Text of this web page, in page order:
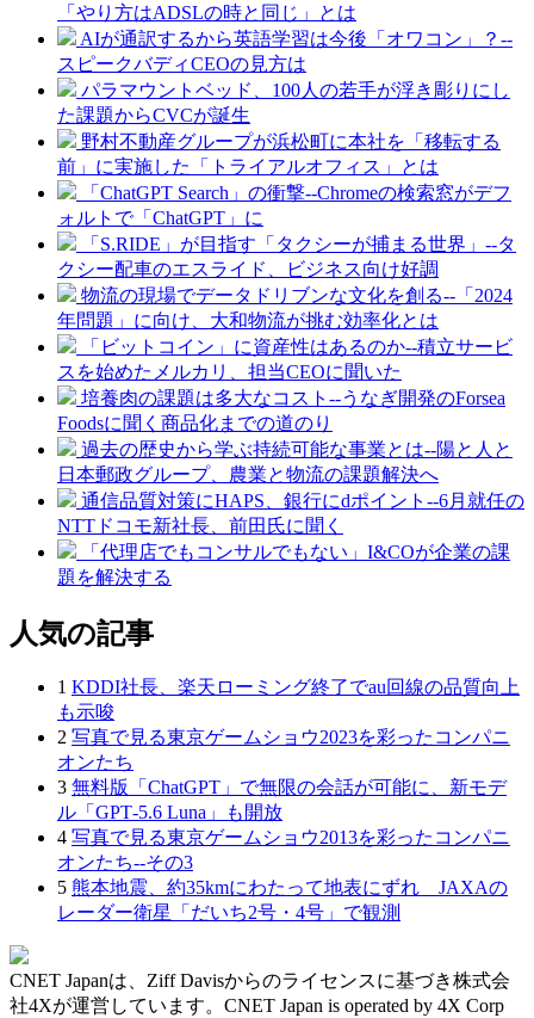
「やり方はADSLの時と同じ」とは
AIが通訳するから英語学習は今後「オワコン」？--
スピークバディCEOの見方は
パラマウントベッド、100人の若手が浮き彫りにし
た課題からCVCが誕生
野村不動産グループが浜松町に本社を「移転する
前」に実施した「トライアルオフィス」とは
「ChatGPT Search」の衝撃--Chromeの検索窓がデフ
ォルトで「ChatGPT」に
「S.RIDE」が目指す「タクシーが捕まる世界」--タ
クシー配車のエスライド、ビジネス向け好調
物流の現場でデータドリブンな文化を創る--「2024
年問題」に向け、大和物流が挑む効率化とは
「ビットコイン」に資産性はあるのか--積立サービ
スを始めたメルカリ、担当CEOに聞いた
培養肉の課題は多大なコスト--うなぎ開発のForsea
Foodsに聞く商品化までの道のり
過去の歴史から学ぶ持続可能な事業とは--陽と人と
日本郵政グループ、農業と物流の課題解決へ
通信品質対策にHAPS、銀行にdポイント--6月就任の
NTTドコモ新社長、前田氏に聞く
「代理店でもコンサルでもない」I&COが企業の課
題を解決する
人気の記事
1 KDDI社長、楽天ローミング終了でau回線の品質向上
も示唆
2 写真で見る東京ゲームショウ2023を彩ったコンパニ
オンたち
3 無料版「ChatGPT」で無限の会話が可能に、新モデ
ル「GPT‑5.6 Luna」も開放
4 写真で見る東京ゲームショウ2013を彩ったコンパニ
オンたち--その3
5 熊本地震、約35kmにわたって地表にずれ JAXAの
レーダー衛星「だいち2号・4号」で観測
CNET Japanは、Ziff Davisからのライセンスに基づき株式会
社4Xが運営しています。CNET Japan is operated by 4X Corp